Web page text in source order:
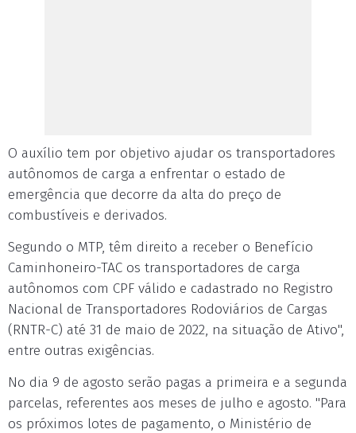
O auxílio tem por objetivo ajudar os transportadores
autônomos de carga a enfrentar o estado de
emergência que decorre da alta do preço de
combustíveis e derivados.
Segundo o MTP, têm direito a receber o Benefício
Caminhoneiro-TAC os transportadores de carga
autônomos com CPF válido e cadastrado no Registro
Nacional de Transportadores Rodoviários de Cargas
(RNTR-C) até 31 de maio de 2022, na situação de Ativo",
entre outras exigências.
No dia 9 de agosto serão pagas a primeira e a segunda
parcelas, referentes aos meses de julho e agosto. "Para
os próximos lotes de pagamento, o Ministério de